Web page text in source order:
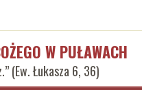
W PUŁAWACH
(Ew. Łukasza 6, 36)